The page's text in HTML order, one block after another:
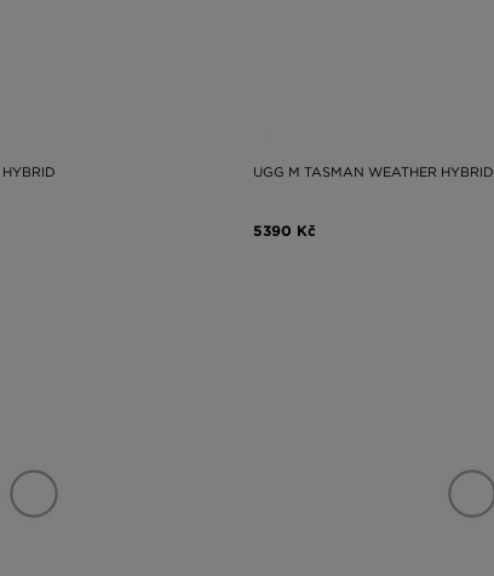
UGG M TASMAN WEATHER HYBRID
5390 Kč